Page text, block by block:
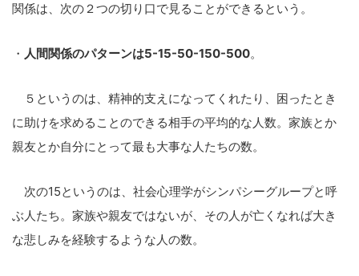
関係は、次の２つの切り口で見ることができるという。
・ 人間関係のパターンは5-15-50-150-500。
５というのは、精神的支えになってくれたり、困ったとき
に助けを求めることのできる相手の平均的な人数。家族とか
親友とか自分にとって最も大事な人たちの数。
次の15というのは、社会心理学がシンパシーグループと呼
ぶ人たち。家族や親友ではないが、その人が亡くなれば大き
な悲しみを経験するような人の数。